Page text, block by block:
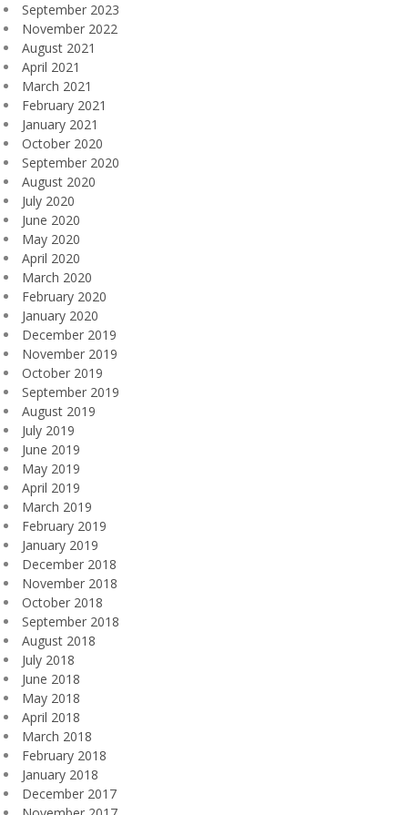
September 2023
November 2022
August 2021
April 2021
March 2021
February 2021
January 2021
October 2020
September 2020
August 2020
July 2020
June 2020
May 2020
April 2020
March 2020
February 2020
January 2020
December 2019
November 2019
October 2019
September 2019
August 2019
July 2019
June 2019
May 2019
April 2019
March 2019
February 2019
January 2019
December 2018
November 2018
October 2018
September 2018
August 2018
July 2018
June 2018
May 2018
April 2018
March 2018
February 2018
January 2018
December 2017